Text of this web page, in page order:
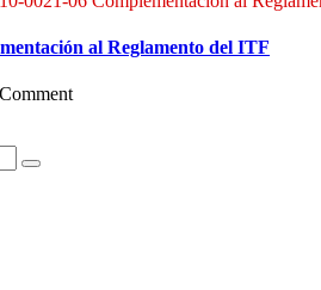
al Reglamento del ITF